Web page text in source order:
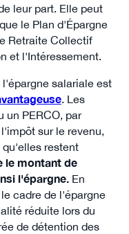
leur part. Elle peut
le Plan d'Épargne
Retraite Collectif
et l'Intéressement.
salariale est
. Les
un PERCO, par
sur le revenu,
restent
le montant de
l'épargne.En
cadre de l'épargne
réduite lors du
de détention des